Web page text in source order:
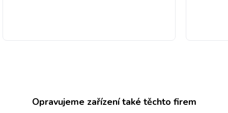
Opravujeme zařízení také těchto firem